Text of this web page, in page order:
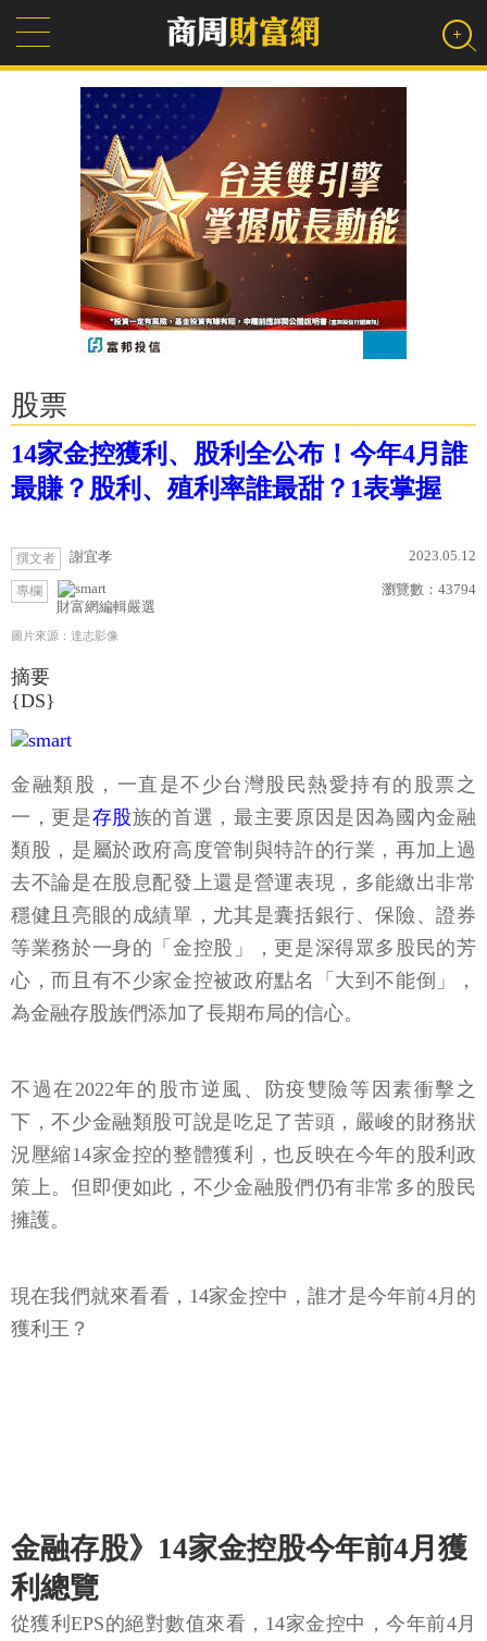
股票
14家金控獲利、股利全公布！今年4月誰
最賺？股利、殖利率誰最甜？1表掌握
撰文者 謝宜孝 2023.05.12
專欄
財富網編輯嚴選
瀏覽數： 43794
圖片來源：達志影像
摘要
{DS}
金融類股，一直是不少台灣股民熱愛持有的股票之
一，更是存股族的首選，最主要原因是因為國內金融
類股，是屬於政府高度管制與特許的行業，再加上過
去不論是在股息配發上還是營運表現，多能繳出非常
穩健且亮眼的成績單，尤其是囊括銀行、保險、證券
等業務於一身的「金控股」，更是深得眾多股民的芳
心，而且有不少家金控被政府點名「大到不能倒」，
為金融存股族們添加了長期布局的信心。
不過在2022年的股市逆風、防疫雙險等因素衝擊之
下，不少金融類股可說是吃足了苦頭，嚴峻的財務狀
況壓縮14家金控的整體獲利，也反映在今年的股利政
策上。但即便如此，不少金融股們仍有非常多的股民
擁護。
現在我們就來看看，14家金控中，誰才是今年前4月的
獲利王？
金融存股》14家金控股今年前4月獲
利總覽
從獲利EPS的絕對數值來看，14家金控中，今年前4月